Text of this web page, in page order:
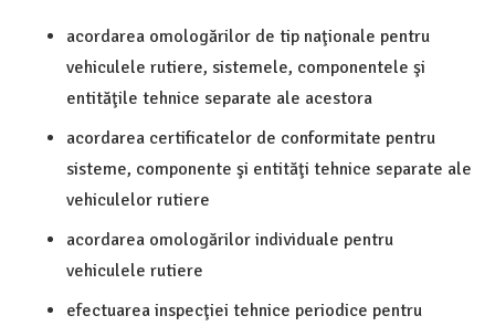
acordarea omologărilor de tip naţionale pentru
vehiculele rutiere, sistemele, componentele şi
entităţile tehnice separate ale acestora
acordarea certificatelor de conformitate pentru
sisteme, componente şi entităţi tehnice separate ale
vehiculelor rutiere
acordarea omologărilor individuale pentru
vehiculele rutiere
efectuarea inspecţiei tehnice periodice pentru